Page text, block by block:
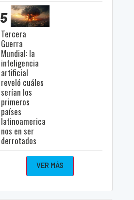
5
Tercera
Guerra
Mundial: la
inteligencia
artificial
reveló cuáles
serían los
primeros
países
latinoamerica
nos en ser
derrotados
VER MÁS